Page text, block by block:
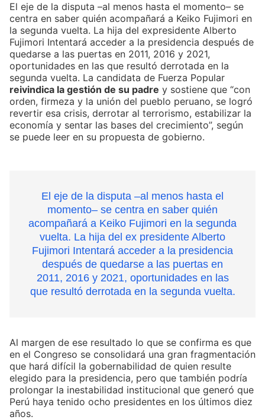
El eje de la disputa –al menos hasta el momento– se
centra en saber quién acompañará a Keiko Fujimori en
la segunda vuelta. La hija del expresidente Alberto
Fujimori Intentará acceder a la presidencia después de
quedarse a las puertas en 2011, 2016 y 2021,
oportunidades en las que resultó derrotada en la
segunda vuelta. La candidata de Fuerza Popular
reivindica la gestión de su padre y sostiene que “con
orden, firmeza y la unión del pueblo peruano, se logró
revertir esa crisis, derrotar al terrorismo, estabilizar la
economía y sentar las bases del crecimiento”, según
se puede leer en su propuesta de gobierno.
El eje de la disputa –al menos hasta el
momento– se centra en saber quién
acompañará a Keiko Fujimori en la segunda
vuelta. La hija del ex presidente Alberto
Fujimori Intentará acceder a la presidencia
después de quedarse a las puertas en
2011, 2016 y 2021, oportunidades en las
que resultó derrotada en la segunda vuelta.
Al margen de ese resultado lo que se confirma es que
en el Congreso se consolidará una gran fragmentación
que hará difícil la gobernabilidad de quien resulte
elegido para la presidencia, pero que también podría
prolongar la inestabilidad institucional que generó que
Perú haya tenido ocho presidentes en los últimos diez
años.